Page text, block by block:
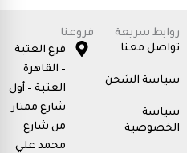
روابط سريعة
تواصل معنا
سياسة الشحن
سياسة
الخصوصية
فروعنا
فرع العتبة
– القاهرة
العتبة – أول
شارع ممتاز
من شارع
محمد علي